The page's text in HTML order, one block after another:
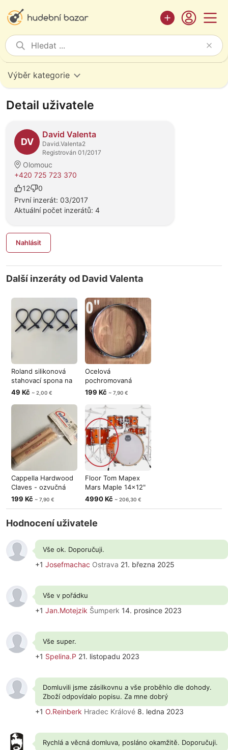
Výběr kategorie
Detail uživatele
DV
David Valenta
David.Valenta2
Registrován 01/2017
Olomouc
+420 725 723 370
12
0
První inzerát: 03/2017
Aktuální počet inzerátů: 4
Nahlásit
Další inzeráty od David Valenta
Roland silikonová
stahovací spona na
kabely
49 Kč ~ 2,00 €
Ocelová
pochromovaná
obruč na bicí 10"
199 Kč ~ 7,90 €
Cappella Hardwood
Claves - ozvučná
dřívka
199 Kč ~ 7,90 €
Floor Tom Mapex
Mars Maple 14x12"
Glossy Ambe
4990 Kč ~ 206,30 €
Hodnocení uživatele
Vše ok. Doporučuji.
+1 Josefmachac Ostrava 21. března 2025
Vše v pořádku
+1 Jan.Motejzik Šumperk 14. prosince 2023
Vše super.
+1 Spelina.P 21. listopadu 2023
Domluvili jsme zásilkovnu a vše proběhlo dle dohody.
Zboží odpovídalo popisu. Za mne dobrý
+1 O.Reinberk Hradec Králové 8. ledna 2023
Rychlá a věcná domluva, posláno okamžitě. Doporučuji.